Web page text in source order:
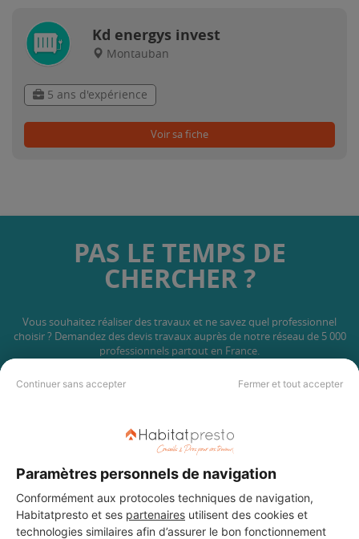
Continuer sans accepter Fermer et tout accepter
Paramètres personnels de navigation
Conformément aux protocoles techniques de navigation,
Habitatpresto et ses partenaires utilisent des cookies et
technologies similaires afin d’assurer le bon fonctionnement
Kd energys invest
Montauban
5 ans d'expérience
Voir sa fiche
PAS LE TEMPS DE
CHERCHER ?
Vous souhaitez réaliser des travaux et ne savez quel professionnel
choisir ? Demandez des devis travaux auprès de notre réseau de 5 000
professionnels partout en France.
DEMANDER UN DEVIS